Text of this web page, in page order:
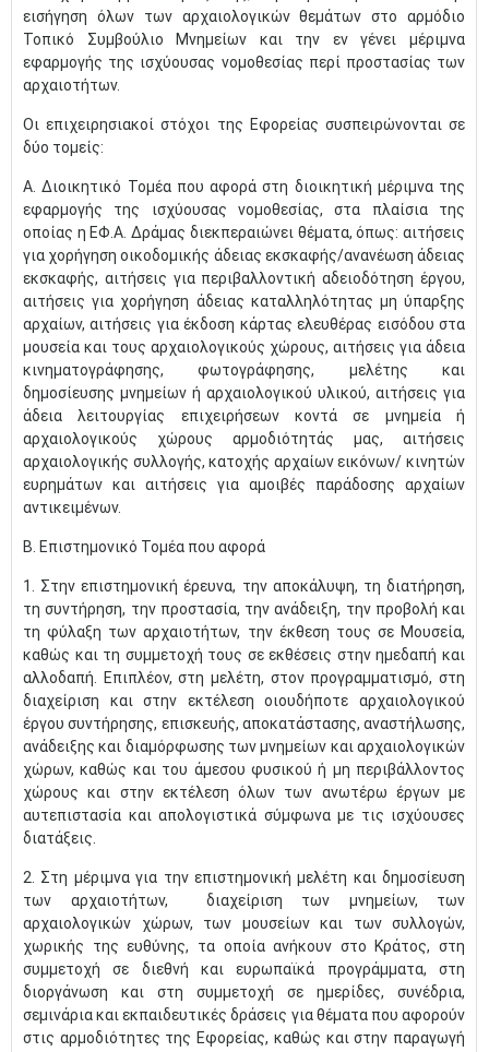
εισήγηση όλων των αρχαιολογικών θεμάτων στο αρμόδιο
Τοπικό Συμβούλιο Μνημείων και την εν γένει μέριμνα
εφαρμογής της ισχύουσας νομοθεσίας περί προστασίας των
αρχαιοτήτων. ​
Οι επιχειρησιακοί στόχοι της Εφορείας συσπειρώνονται σε
δύο τομείς:
Α. Διοικητικό Τομέα που αφορά στη διοικητική μέριμνα της
εφαρμογής της ισχύουσας νομοθεσίας, στα πλαίσια της
οποίας η ΕΦ.Α. Δράμας διεκπεραιώνει θέματα, όπως: αιτήσεις
για χορήγηση οικοδομικής άδειας εκσκαφής/ανανέωση άδειας
εκσκαφής, αιτήσεις για περιβαλλοντική αδειοδότηση έργου,
αιτήσεις για χορήγηση άδειας καταλληλότητας μη ύπαρξης
αρχαίων, αιτήσεις για έκδοση κάρτας ελευθέρας εισόδου στα
μουσεία και τους αρχαιολογικούς χώρους, αιτήσεις για άδεια
κινηματογράφησης, φωτογράφησης, μελέτης και
δημοσίευσης μνημείων ή αρχαιολογικού υλικού, αιτήσεις για
άδεια λειτουργίας επιχειρήσεων κοντά σε μνημεία ή
αρχαιολογικούς χώρους αρμοδιότητάς μας, αιτήσεις
αρχαιολογικής συλλογής, κατοχής αρχαίων εικόνων/ κινητών
ευρημάτων και αιτήσεις για αμοιβές παράδοσης αρχαίων
αντικειμένων.
Β. Επιστημονικό Τομέα που αφορά
1. Στην επιστημονική έρευνα, την αποκάλυψη, τη διατήρηση,
τη συντήρηση, την προστασία, την ανάδειξη, την προβολή και
τη φύλαξη των αρχαιοτήτων, την έκθεση τους σε Μουσεία,
καθώς και τη συμμετοχή τους σε εκθέσεις στην ημεδαπή και
αλλοδαπή. Επιπλέον, στη μελέτη, στον προγραμματισμό, στη
διαχείριση και στην εκτέλεση οιουδήποτε αρχαιολογικού
έργου συντήρησης, επισκευής, αποκατάστασης, αναστήλωσης,
ανάδειξης και διαμόρφωσης των μνημείων και αρχαιολογικών
χώρων, καθώς και του άμεσου φυσικού ή μη περιβάλλοντος
χώρους και στην εκτέλεση όλων των ανωτέρω έργων με
αυτεπιστασία και απολογιστικά σύμφωνα με τις ισχύουσες
διατάξεις.
2. Στη μέριμνα για την επιστημονική μελέτη και δημοσίευση
των αρχαιοτήτων, διαχείριση των μνημείων, των
αρχαιολογικών χώρων, των μουσείων και των συλλογών,
χωρικής της ευθύνης, τα οποία ανήκουν στο Κράτος, στη
συμμετοχή σε διεθνή και ευρωπαϊκά προγράμματα, στη
διοργάνωση και στη συμμετοχή σε ημερίδες, συνέδρια,
σεμινάρια και εκπαιδευτικές δράσεις για θέματα που αφορούν
στις αρμοδιότητες της Εφορείας, καθώς και στην παραγωγή